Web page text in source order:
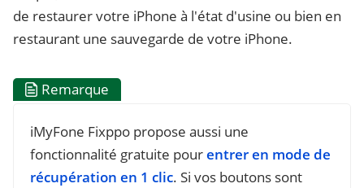
de restaurer votre iPhone à l'état d'usine ou bien en
restaurant une sauvegarde de votre iPhone.
Remarque
iMyFone Fixppo propose aussi une
fonctionnalité gratuite pourentrer en mode de
récupération en 1 clic. Si vos boutons sont